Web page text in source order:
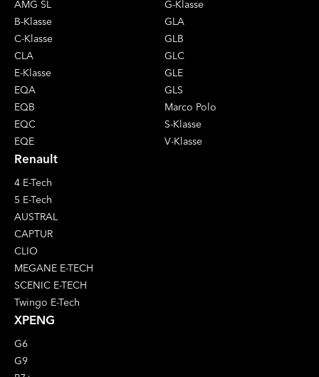
AMG SL
B-Klasse
C-Klasse
CLA
E-Klasse
EQA
EQB
EQC
EQE
G-Klasse
GLA
GLB
GLC
GLE
GLS
Marco Polo
S-Klasse
V-Klasse
Renault
4 E-Tech
5 E-Tech
AUSTRAL
CAPTUR
CLIO
MEGANE E-TECH
SCENIC E-TECH
Twingo E-Tech
XPENG
G6
G9